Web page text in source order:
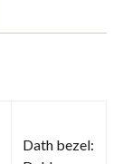
Dath bezel: